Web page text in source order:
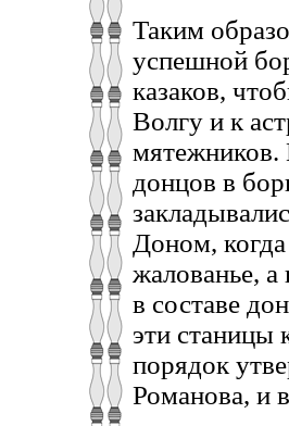
Таким
успешной
казаков,
Волгу и к
мятежников.
донцов в
Доном, когда
жалованье,
в составе
эти станицы
порядок
Романова, и